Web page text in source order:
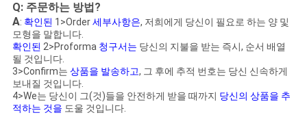
Q: 주문하는 방법?
A: 확인된 1>Order세부사항은, 저희에게 당신이 필요로 하는 양 및
모형을 말합니다.
확인된 2>Proforma 청구서는 당신의 지불을 받는 즉시, 순서 배열
될 것입니다.
3>Confirm는 상품을 발송하고, 그 후에 추적 번호는 당신 신속하게
보내질 것입니다.
4>We는 당신이 그(것)들을 안전하게 받을 때까지 당신의 상품을 추
적하는 것을 도울 것입니다.